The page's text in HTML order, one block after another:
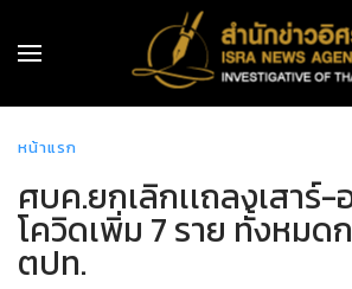
หน้าแรก
ศบค.ยกเลิกเเถลงเสาร์
โควิดเพิ่ม 7 ราย ทั้งหมด
ตปท.